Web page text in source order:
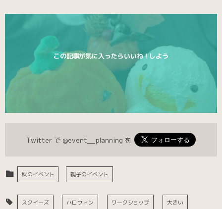
この記事が気に入ったらいいね！しよう
Twitter で @event__planning を
秋のイベント 親子のイベント
スクイーズ ハロウィン ワークショップ 大きい